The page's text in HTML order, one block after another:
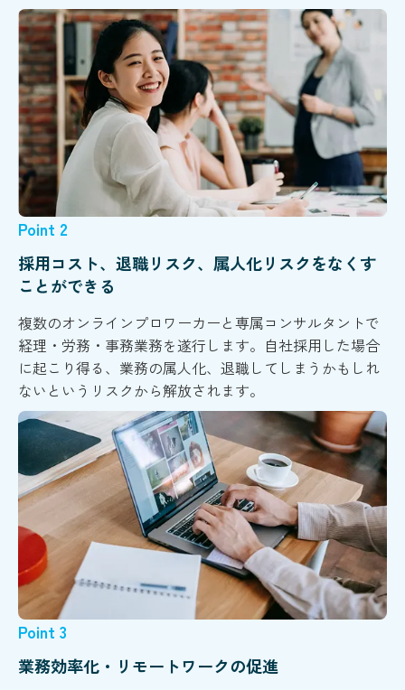
Point 2
採用コスト、退職リスク、属人化リスクをなくす
ことができる
複数のオンラインプロワーカーと専属コンサルタントで
経理・労務・事務業務を遂行します。自社採用した場合
に起こり得る、業務の属人化、退職してしまうかもしれ
ないというリスクから解放されます。
Point 3
業務効率化・リモートワークの促進